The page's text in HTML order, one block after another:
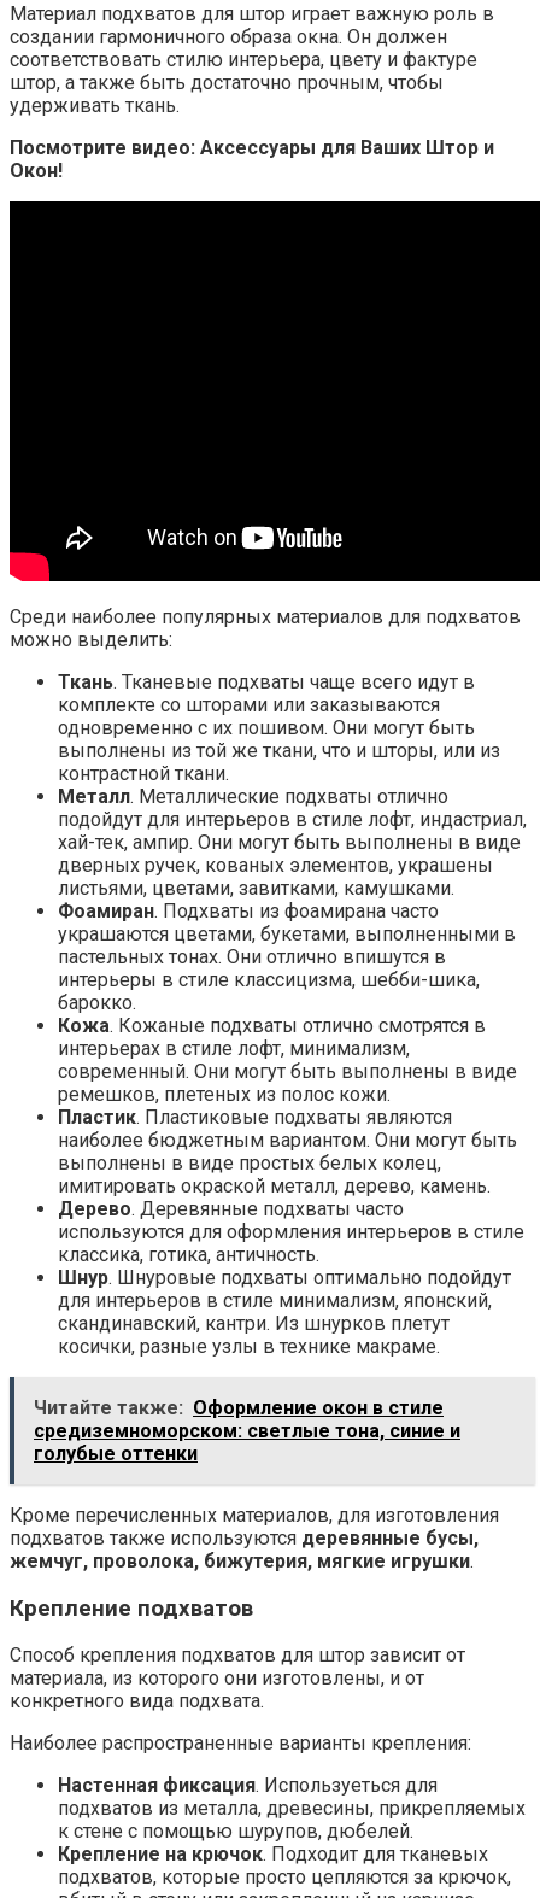
Материал подхватов для штор играет важную роль в
создании гармоничного образа окна. Он должен
соответствовать стилю интерьера, цвету и фактуре
штор, а также быть достаточно прочным, чтобы
удерживать ткань.
Посмотрите видео: Аксессуары для Ваших Штор и
Окон!
Среди наиболее популярных материалов для подхватов
можно выделить:
Ткань. Тканевые подхваты чаще всего идут в
комплекте со шторами или заказываются
одновременно с их пошивом. Они могут быть
выполнены из той же ткани, что и шторы, или из
контрастной ткани.
Металл. Металлические подхваты отлично
подойдут для интерьеров в стиле лофт, индастриал,
хай-тек, ампир. Они могут быть выполнены в виде
дверных ручек, кованых элементов, украшены
листьями, цветами, завитками, камушками.
Фоамиран. Подхваты из фоамирана часто
украшаются цветами, букетами, выполненными в
пастельных тонах. Они отлично впишутся в
интерьеры в стиле классицизма, шебби-шика,
барокко.
Кожа. Кожаные подхваты отлично смотрятся в
интерьерах в стиле лофт, минимализм,
современный. Они могут быть выполнены в виде
ремешков, плетеных из полос кожи.
Пластик. Пластиковые подхваты являются
наиболее бюджетным вариантом. Они могут быть
выполнены в виде простых белых колец,
имитировать окраской металл, дерево, камень.
Дерево. Деревянные подхваты часто
используются для оформления интерьеров в стиле
классика, готика, античность.
Шнур. Шнуровые подхваты оптимально подойдут
для интерьеров в стиле минимализм, японский,
скандинавский, кантри. Из шнурков плетут
косички, разные узлы в технике макраме.
Читайте также: Оформление окон в стиле
средиземноморском: светлые тона, синие и
голубые оттенки
Кроме перечисленных материалов, для изготовления
подхватов также используются деревянные бусы,
жемчуг, проволока, бижутерия, мягкие игрушки.
Крепление подхватов
Способ крепления подхватов для штор зависит от
материала, из которого они изготовлены, и от
конкретного вида подхвата.
Наиболее распространенные варианты крепления:
Настенная фиксация. Используеться для
подхватов из металла, древесины, прикрепляемых
к стене с помощью шурупов, дюбелей.
Крепление на крючок. Подходит для тканевых
подхватов, которые просто цепляются за крючок,